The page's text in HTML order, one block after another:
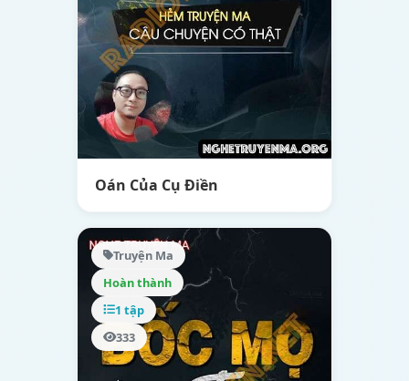
Oán Của Cụ Điền
Truyện Ma
Hoàn thành
1 tập
333